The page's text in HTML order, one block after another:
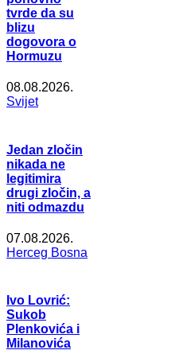
tvrde da su
blizu
dogovora o
Hormuzu
08.08.2026.
Svijet
Jedan zločin
nikada ne
legitimira
drugi zločin, a
niti odmazdu
07.08.2026.
Herceg Bosna
Ivo Lovrić:
Sukob
Plenkovića i
Milanovića